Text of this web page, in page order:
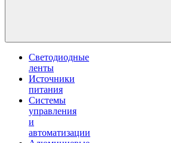
Светодиодные
ленты
Источники
питания
Системы
управления
и
автоматизации